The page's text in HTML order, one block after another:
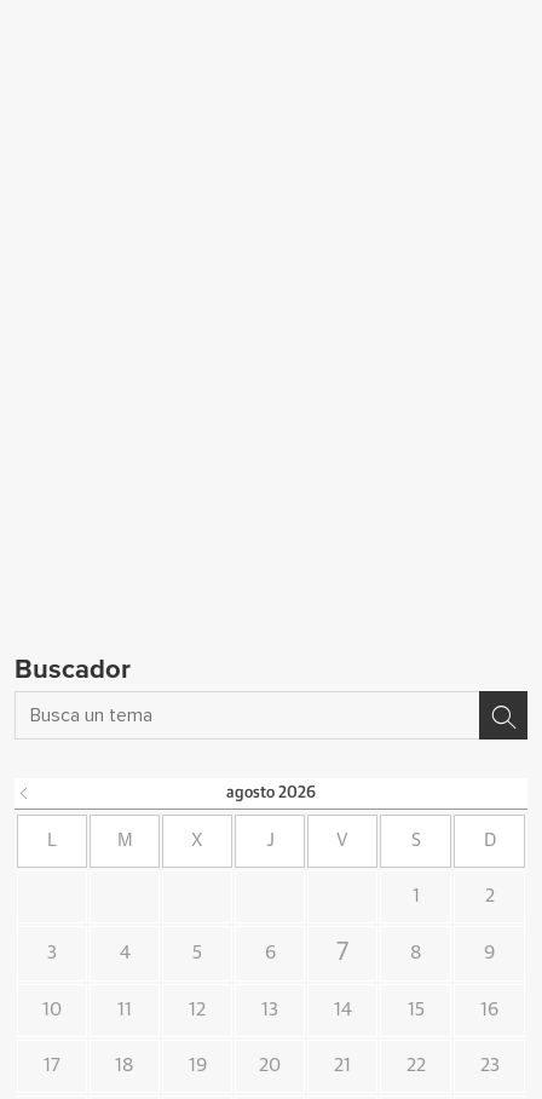
Buscador
agosto 2026
L M X J V S D
1 2
3 4 5 6 7 8 9
10 11 12 13 14 15 16
17 18 19 20 21 22 23